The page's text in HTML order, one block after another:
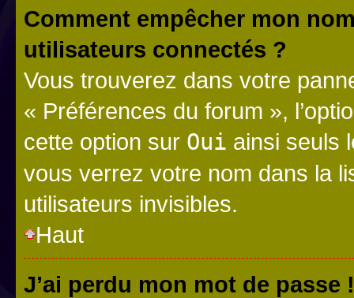
Comment empêcher mon
utilisateurs connectés ?
Vous trouverez dans votre
« Préférences du forum »,
cette option sur Oui ainsi seuls
vous verrez votre nom dans la
utilisateurs invisibles.
Haut
J’ai perdu mon mot de passe !